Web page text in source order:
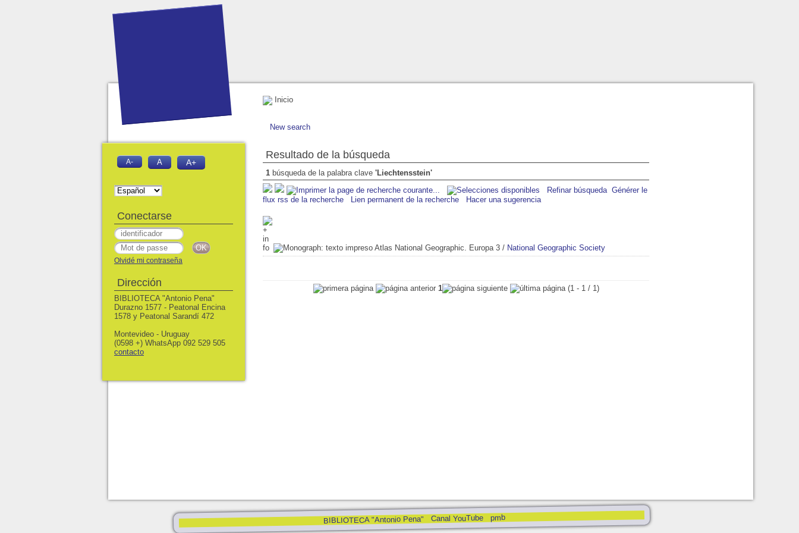
Inicio
New search
Resultado de la búsqueda
1 búsqueda de la palabra clave 'Liechtensstein'
Refinar búsqueda Générer le
flux rss de la recherche
Lien permanent de la recherche Hacer una sugerencia
Atlas National Geographic. Europa 3 / National Geographic Society
1 (1 - 1 / 1)
BIBLIOTECA "Antonio Pena" Canal YouTube pmb
A- A A+
Conectarse
Olvidé mi contraseña
Dirección
BIBLIOTECA "Antonio Pena"
Durazno 1577 - Peatonal Encina
1578 y Peatonal Sarandí 472
Montevideo - Uruguay
(0598 +) WhatsApp 092 529 505
contacto